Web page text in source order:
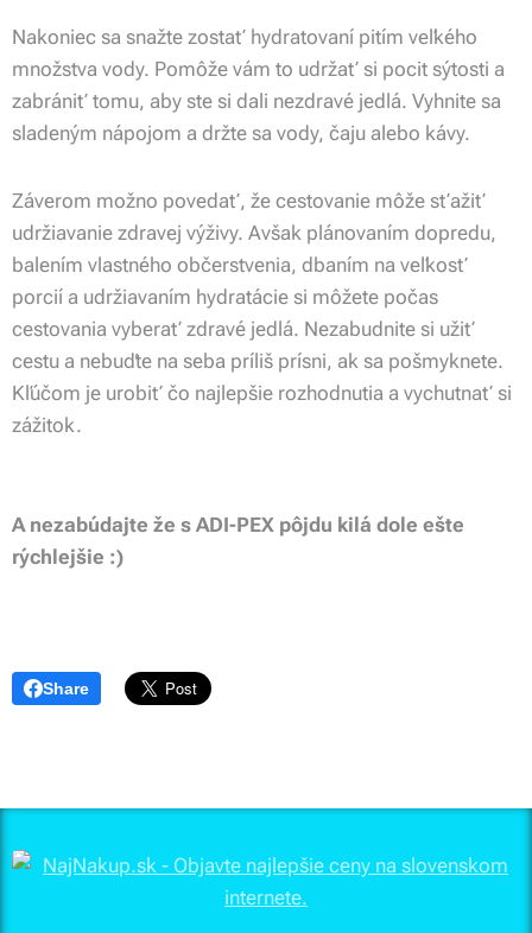
Nakoniec sa snažte zostať hydratovaní pitím veľkého
množstva vody. Pomôže vám to udržať si pocit sýtosti a
zabrániť tomu, aby ste si dali nezdravé jedlá. Vyhnite sa
sladeným nápojom a držte sa vody, čaju alebo kávy.
Záverom možno povedať, že cestovanie môže sťažiť
udržiavanie zdravej výživy. Avšak plánovaním dopredu,
balením vlastného občerstvenia, dbaním na veľkosť
porcií a udržiavaním hydratácie si môžete počas
cestovania vyberať zdravé jedlá. Nezabudnite si užiť
cestu a nebuďte na seba príliš prísni, ak sa pošmyknete.
Kľúčom je urobiť čo najlepšie rozhodnutia a vychutnať si
zážitok.
A nezabúdajte že s ADI-PEX pôjdu kilá dole ešte
rýchlejšie :)
Share